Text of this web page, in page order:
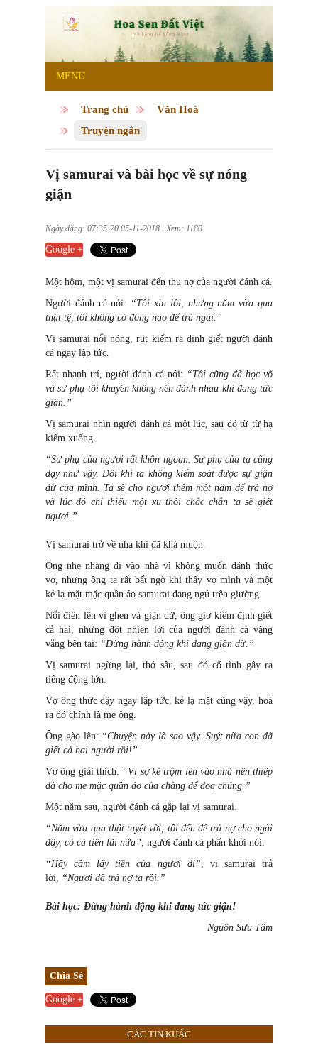
MENU
Trang chủ
Văn Hoá
Truyện ngắn
Vị samurai và bài học về sự nóng
giận
Ngày đăng: 07:35:20 05-11-2018 . Xem: 1180
Google +
Một hôm, một vị samurai đến thu nợ của người đánh cá.
Người đánh cá nói: “Tôi xin lỗi, nhưng năm vừa qua
thật tệ, tôi không có đồng nào để trả ngài.”
Vị samurai nổi nóng, rút kiếm ra định giết người đánh
cá ngay lập tức.
Rất nhanh trí, người đánh cá nói: “Tôi cũng đã học võ
và sư phụ tôi khuyên không nên đánh nhau khi đang tức
giận.”
Vị samurai nhìn người đánh cá một lúc, sau đó từ từ hạ
kiếm xuống.
“Sư phụ của ngươi rất khôn ngoan. Sư phụ của ta cũng
dạy như vậy. Ðôi khi ta không kiểm soát được sự giận
dữ của mình. Ta sẽ cho ngươi thêm một năm để trả nợ
và lúc đó chỉ thiếu một xu thôi chắc chắn ta sẽ giết
ngươi.”
Vị samurai trở về nhà khi đã khá muộn.
Ông nhẹ nhàng đi vào nhà vì không muốn đánh thức
vợ, nhưng ông ta rất bất ngờ khi thấy vợ mình và một
kẻ lạ mặt mặc quần áo samurai đang ngủ trên giường.
Nổi điên lên vì ghen và giận dữ, ông giơ kiếm định giết
cả hai, nhưng đột nhiên lời của người đánh cá văng
vẳng bên tai: “Ðừng hành động khi đang giận dữ.”
Vị samurai ngừng lại, thở sâu, sau đó cố tình gây ra
tiếng động lớn.
Vợ ông thức dậy ngay lập tức, kẻ lạ mặt cũng vậy, hoá
ra đó chính là mẹ ông.
Ông gào lên: “Chuyện này là sao vậy. Suýt nữa con đã
giết cả hai người rồi!”
Vợ ông giải thích: “Vì sợ kẻ trộm lẻn vào nhà nên thiếp
đã cho mẹ mặc quần áo của chàng để doạ chúng.”
Một năm sau, người đánh cá gặp lại vị samurai.
“Năm vừa qua thật tuyệt vời, tôi đến để trả nợ cho ngài
đây, có cả tiền lãi nữa”, người đánh cá phấn khởi nói.
“Hãy cầm lấy tiền của ngươi đi”, vị samurai trả
lời, “Ngươi đã trả nợ ta rồi.”
Bài học: Ðừng hành động khi đang tức giận!
Nguồn Sưu Tầm
Chia Sẻ
Google +
CÁC TIN KHÁC